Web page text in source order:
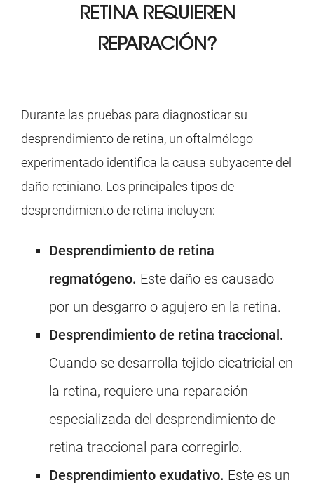
RETINA REQUIEREN
REPARACIÓN?
Durante las pruebas para diagnosticar su
desprendimiento de retina, un oftalmólogo
experimentado identifica la causa subyacente del
daño retiniano. Los principales tipos de
desprendimiento de retina incluyen:
Desprendimiento de retina
regmatógeno. Este daño es causado
por un desgarro o agujero en la retina.
Desprendimiento de retina traccional.
Cuando se desarrolla tejido cicatricial en
la retina, requiere una reparación
especializada del desprendimiento de
retina traccional para corregirlo.
Desprendimiento exudativo. Este es un